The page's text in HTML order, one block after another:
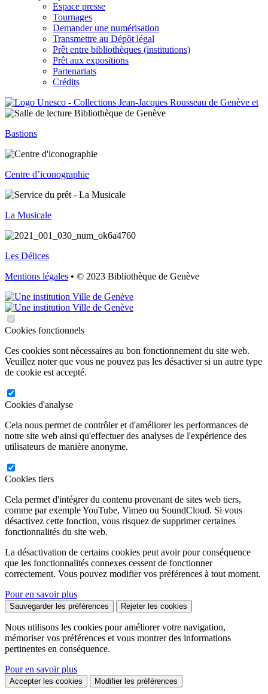
Espace presse
Tournages
Demander une numérisation
Transmettre au Dépôt légal
Prêt entre bibliothèques (institutions)
Prêt aux expositions
Partenariats
Crédits
Bastions
Centre d’iconographie
La Musicale
Les Délices
Mentions légales • © 2023 Bibliothèque de Genève
Cookies fonctionnels
Ces cookies sont nécessaires au bon fonctionnement du site web.
Veuillez noter que vous ne pouvez pas les désactiver si un autre type
de cookie est accepté.
Cookies d'analyse
Cela nous permet de contrôler et d'améliorer les performances de
notre site web ainsi qu'effectuer des analyses de l'expérience des
utilisateurs de manière anonyme.
Cookies tiers
Cela permet d'intégrer du contenu provenant de sites web tiers,
comme par exemple YouTube, Vimeo ou SoundCloud. Si vous
désactivez cette fonction, vous risquez de supprimer certaines
fonctionnalités du site web.
La désactivation de certains cookies peut avoir pour conséquence
que les fonctionnalités connexes cessent de fonctionner
correctement. Vous pouvez modifier vos préférences à tout moment.
Pour en savoir plus
Sauvegarder les préférences Rejeter les cookies
Nous utilisons les cookies pour améliorer votre navigation,
mémoriser vos préférences et vous montrer des informations
pertinentes en conséquence.
Pour en savoir plus
Accepter les cookies Modifier les préférences